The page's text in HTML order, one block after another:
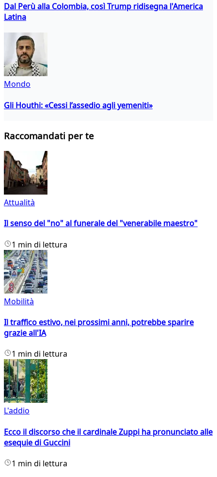
Dal Perù alla Colombia, così Trump ridisegna l'America
Latina
Mondo
Gli Houthi: «Cessi l’assedio agli yemeniti»
Raccomandati per te
Attualità
Il senso del "no" al funerale del "venerabile maestro"
1 min di lettura
Mobilità
Il traffico estivo, nei prossimi anni, potrebbe sparire
grazie all'IA
1 min di lettura
L'addio
Ecco il discorso che il cardinale Zuppi ha pronunciato alle
esequie di Guccini
1 min di lettura